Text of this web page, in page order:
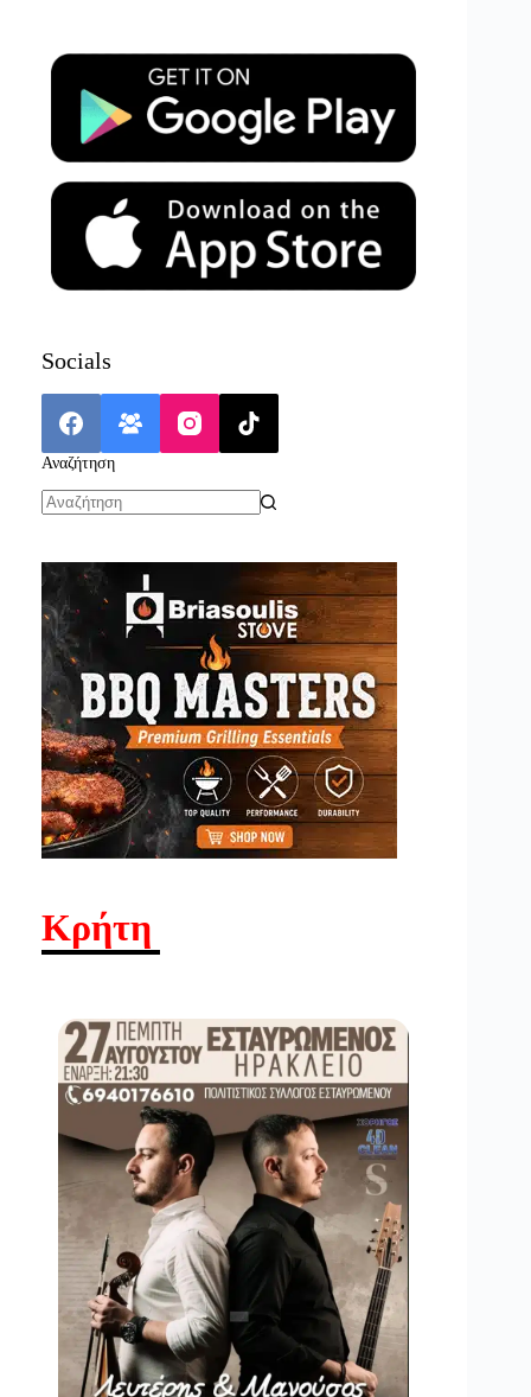
Socials
Αναζήτηση
Κρήτη